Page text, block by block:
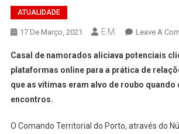
ATUALIDADE
17 De Março, 2021 E.M. Leave A
Casal de namorados aliciava potenciais
plataformas online para a prática de
que as vítimas eram alvo de roubo
encontros.
O Comando Territorial do Porto, através do